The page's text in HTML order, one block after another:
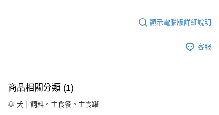
顯示電腦版詳細說明
客服
商品相關分類 (1)
🐶 犬｜飼料。主食餐。主食罐